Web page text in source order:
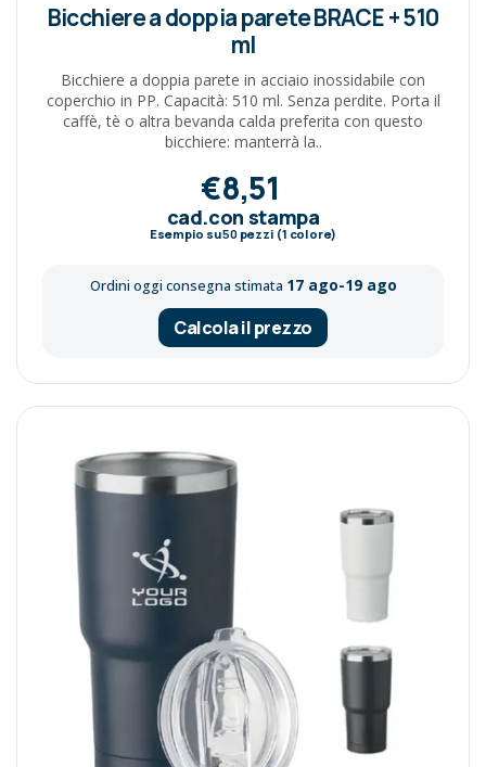
Bicchiere a doppia parete BRACE + 510
ml
Bicchiere a doppia parete in acciaio inossidabile con
coperchio in PP. Capacità: 510 ml. Senza perdite. Porta il
caffè, tè o altra bevanda calda preferita con questo
bicchiere: manterrà la..
€8,51
cad.con stampa
Esempio su50pezzi (1 colore)
Ordini oggi consegna stimata 17 ago-19 ago
Calcola il prezzo